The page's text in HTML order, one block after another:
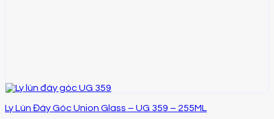
Ly Lùn Đáy Góc Union Glass – UG 359 – 255ML